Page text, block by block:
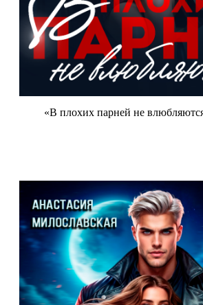
«В плохих парней не